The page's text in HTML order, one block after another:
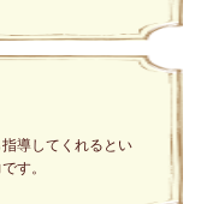
導してくれるとい
す。